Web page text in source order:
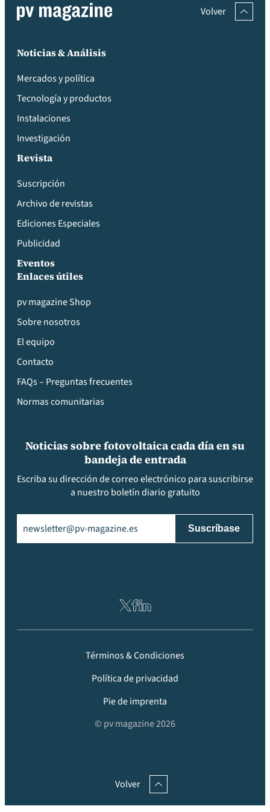
Volver
Noticias & Análisis
Mercados y política
Tecnología y productos
Instalaciones
Investigación
Revista
Suscripción
Archivo de revistas
Ediciones Especiales
Publicidad
Eventos
Enlaces útiles
pv magazine Shop
Sobre nosotros
El equipo
Contacto
FAQs – Preguntas frecuentes
Normas comunitarias
Noticias sobre fotovoltaica cada día en su
bandeja de entrada
Escriba su dirección de correo electrónico para suscribirse
a nuestro boletín diario gratuito
Términos & Condiciones
Política de privacidad
Pie de imprenta
© pv magazine 2026
Volver